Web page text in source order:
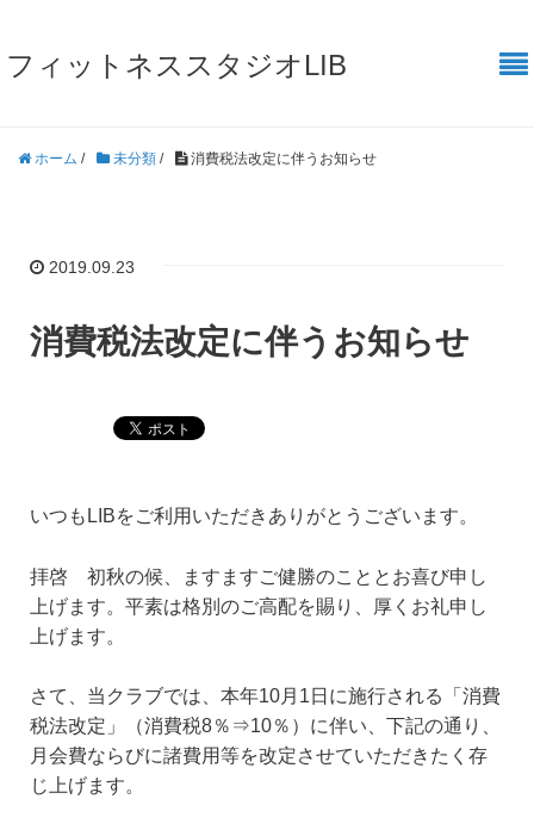
フィットネススタジオLIB
ホーム / 未分類 / 消費税法改定に伴うお知らせ
2019.09.23
消費税法改定に伴うお知らせ
いつもLIBをご利用いただきありがとうございます。
拝啓 初秋の候、ますますご健勝のこととお喜び申し
上げます。平素は格別のご高配を賜り、厚くお礼申し
上げます。
さて、当クラブでは、本年10月1日に施行される「消費
税法改定」（消費税8％⇒10％）に伴い、下記の通り、
月会費ならびに諸費用等を改定させていただきたく存
じ上げます。